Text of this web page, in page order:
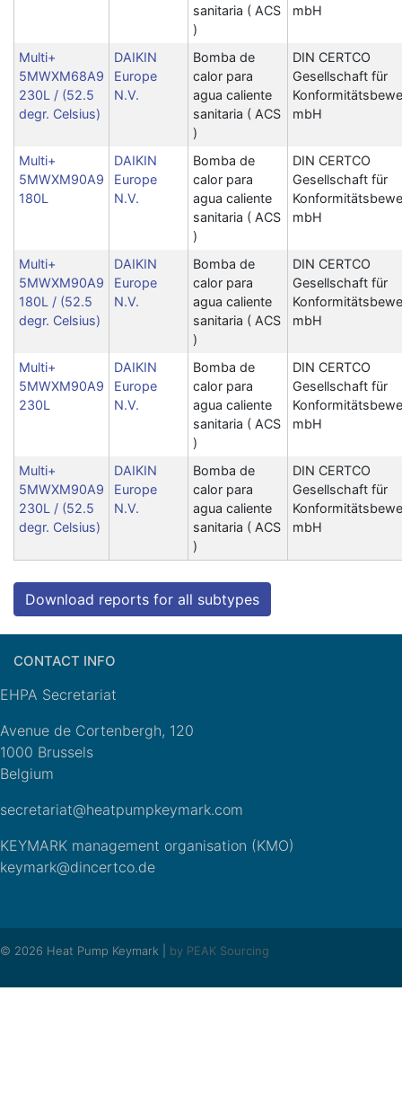
sanitaria ( ACS
)
mbH
Multi+
5MWXM68A9
230L / (52.5
degr. Celsius)
DAIKIN
Europe
N.V.
Bomba de
calor para
agua caliente
sanitaria ( ACS
)
DIN CERTCO
Gesellschaft für
mbH
Multi+
5MWXM90A9
180L
DAIKIN
Europe
N.V.
Bomba de
calor para
agua caliente
sanitaria ( ACS
)
DIN CERTCO
Gesellschaft für
mbH
Multi+
5MWXM90A9
180L / (52.5
degr. Celsius)
DAIKIN
Europe
N.V.
Bomba de
calor para
agua caliente
sanitaria ( ACS
)
DIN CERTCO
Gesellschaft für
mbH
Multi+
5MWXM90A9
230L
DAIKIN
Europe
N.V.
Bomba de
calor para
agua caliente
sanitaria ( ACS
)
DIN CERTCO
Gesellschaft für
mbH
Multi+
5MWXM90A9
230L / (52.5
degr. Celsius)
DAIKIN
Europe
N.V.
Bomba de
calor para
agua caliente
sanitaria ( ACS
)
DIN CERTCO
Gesellschaft für
mbH
Download reports for all subtypes
CONTACT INFO
EHPA Secretariat
Avenue de Cortenbergh, 120
1000 Brussels
Belgium
secretariat@heatpumpkeymark.com
KEYMARK management organisation (KMO)
keymark@dincertco.de
© 2026 Heat Pump Keymark | by PEAK Sourcing